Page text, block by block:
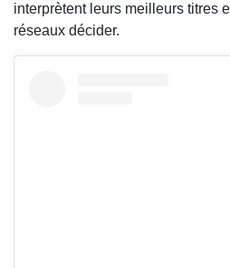
interprètent leurs meilleurs titres
réseaux décider.